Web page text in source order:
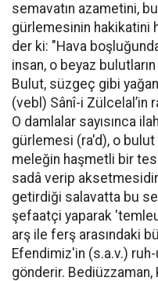
semavatın azametini,
gürlemesinin hakikatini
der ki: ​"Hava
insan, o beyaz bulutların
Bulut, süzgeç gibi
(vebl) Sânî-i Zülcelal’in
O damlalar sayısınca
gürlemesi (ra'd), o bulut
meleğin haşmetli bir
sadâ verip
getirdiği salavatta bu
şefaatçi yaparak
arş ile ferş arasındaki
Efendimiz'in (s.a.v.)
gönderir.